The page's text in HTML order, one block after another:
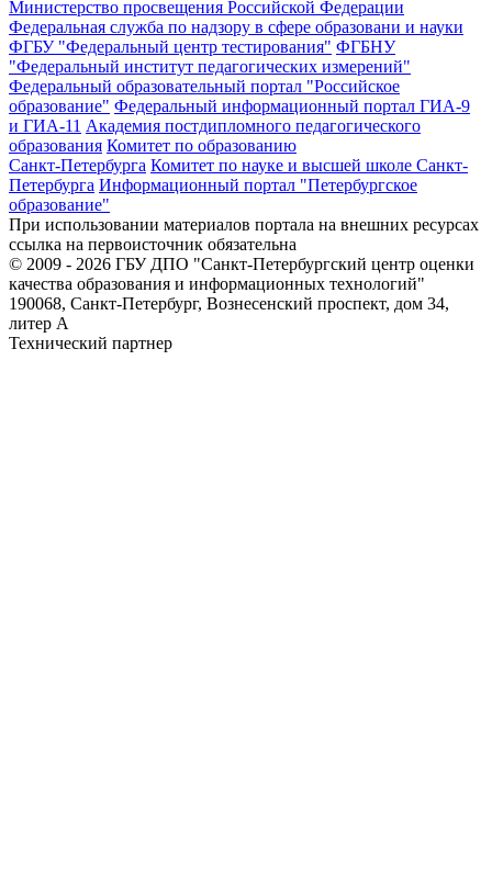
Министерство просвещения Российской Федерации
Федеральная служба по надзору в сфере образовани и науки
ФГБУ "Федеральный центр тестирования" ФГБНУ
"Федеральный институт педагогических измерений"
Федеральный образовательный портал "Российское
образование" Федеральный информационный портал ГИА-9
и ГИА-11 Академия постдипломного педагогического
образования Комитет по образованию
Санкт-Петербурга Комитет по науке и высшей школе Санкт-
Петербурга Информационный портал "Петербургское
образование"
При использовании материалов портала на внешних ресурсах
ссылка на первоисточник обязательна
© 2009 - 2026 ГБУ ДПО "Санкт-Петербургский центр оценки
качества образования и информационных технологий"
190068, Санкт-Петербург, Вознесенский проспект, дом 34,
литер А
Технический партнер